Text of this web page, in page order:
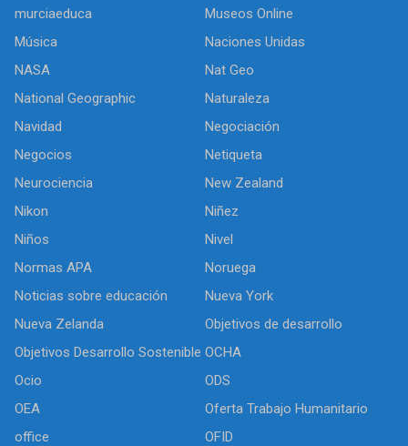
murciaeduca
Museos Online
Música
Naciones Unidas
NASA
Nat Geo
National Geographic
Naturaleza
Navidad
Negociación
Negocios
Netiqueta
Neurociencia
New Zealand
Nikon
Niñez
Niños
Nivel
Normas APA
Noruega
Noticias sobre educación
Nueva York
Nueva Zelanda
Objetivos de desarrollo
Objetivos Desarrollo Sostenible OCHA
Ocio
ODS
OEA
Oferta Trabajo Humanitario
office
OFID